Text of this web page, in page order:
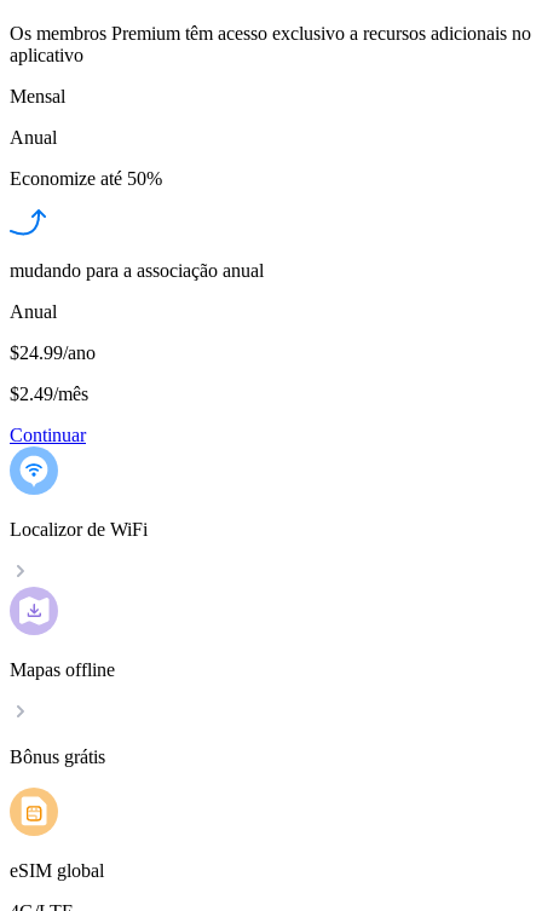
Os membros Premium têm acesso exclusivo a recursos adicionais no
aplicativo
Mensal
Anual
Economize até 50%
mudando para a associação anual
Anual
$24.99/ano
$2.49/mês
Continuar
Localizor de WiFi
Mapas offline
Bônus grátis
eSIM global